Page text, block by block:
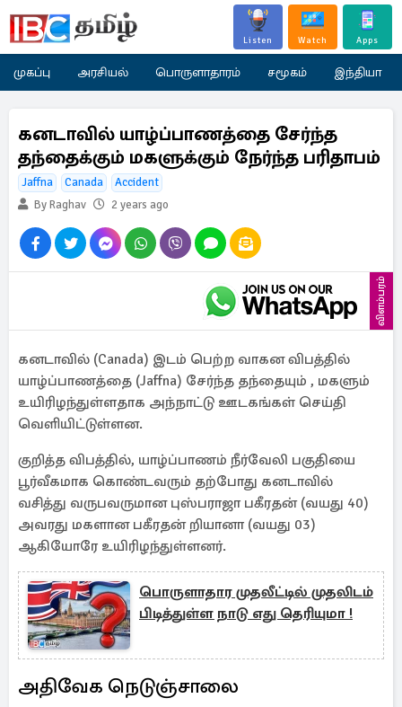
Listen Watch Apps
முகப்பு அரசியல் பொருளாதாரம் சமூகம் இந்தியா
கனடாவில் யாழ்ப்பாணத்தை சேர்ந்த
தந்தைக்கும் மகளுக்கும் நேர்ந்த பரிதாபம்
Jaffna Canada
Accident
By Raghav
2 years ago
விளம்பரம்
கனடாவில் (Canada) இடம் பெற்ற வாகன விபத்தில்
யாழ்ப்பாணத்தை (Jaffna) சேர்ந்த தந்தையும் , மகளும்
உயிரிழந்துள்ளதாக அந்நாட்டு ஊடகங்கள் செய்தி
வெளியிட்டுள்ளன.
குறித்த விபத்தில், யாழ்ப்பாணம் நீர்வேலி பகுதியை
பூர்வீகமாக கொண்டவரும் தற்போது கனடாவில்
வசித்து வருபவருமான புஸ்பராஜா பகீரதன் (வயது 40)
அவரது மகளான பகீரதன் றியானா (வயது 03)
ஆகியோரே உயிரிழந்துள்ளனர்.
பொருளாதார முதலீட்டில் முதலிடம்
பிடித்துள்ள நாடு எது தெரியுமா !
அதிவேக நெடுஞ்சாலை